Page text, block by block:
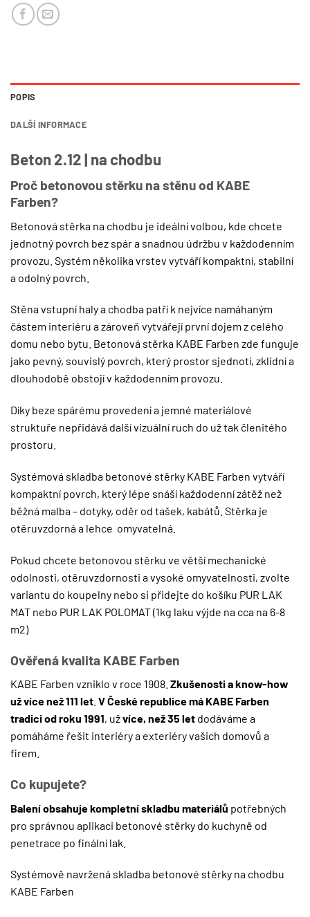
POPIS
DALŠÍ INFORMACE
Beton 2.12 | na chodbu
Proč betonovou stěrku na stěnu od KABE
Farben?
Betonová stěrka na chodbu je ideální volbou, kde chcete
jednotný povrch bez spár a snadnou údržbu v každodenním
provozu. Systém několika vrstev vytváří kompaktní, stabilní
a odolný povrch.
Stěna vstupní haly a chodba patří k nejvíce namáhaným
částem interiéru a zároveň vytvářejí první dojem z celého
domu nebo bytu. Betonová stěrka KABE Farben zde funguje
jako pevný, souvislý povrch, který prostor sjednotí, zklidní a
dlouhodobě obstojí v každodenním provozu.
Díky beze spárému provedení a jemné materiálové
struktuře nepřidává další vizuální ruch do už tak členitého
prostoru.
Systémová skladba betonové stěrky KABE Farben vytváří
kompaktní povrch, který lépe snáší každodenní zátěž než
běžná malba – dotyky, oděr od tašek, kabátů. Stěrka je
otěruvzdorná a lehce omyvatelná.
Pokud chcete betonovou stěrku ve větší mechanické
odolnosti, otěruvzdornosti a vysoké omyvatelnosti, zvolte
variantu do koupelny nebo si přidejte do košíku PUR LAK
MAT nebo PUR LAK POLOMAT(1kg laku výjde na cca na 6-8
m2)
Ověřená kvalita KABE Farben
KABE Farben vzniklo v roce 1908. Zkušenosti a know-how
už více než 111 let V České republice má KABE Farben
tradici od roku 1991, užvíce, než 35 let dodáváme a
pomáháme řešit interiéry a exteriéry vašich domovů a
firem.
Co kupujete?
Balení obsahuje kompletní skladbu materiálů potřebných
pro správnou aplikaci betonové stěrky do kuchyně od
penetrace po finální lak.
Systémově navržená skladba betonové stěrky na chodbu
KABE Farben